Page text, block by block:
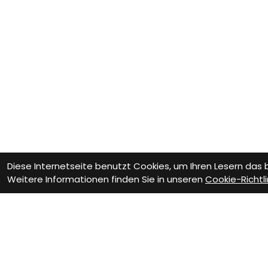
Diese Internetseite benutzt Cookies, um Ihren Lesern
Weitere Informationen finden Sie in unseren Cookie-